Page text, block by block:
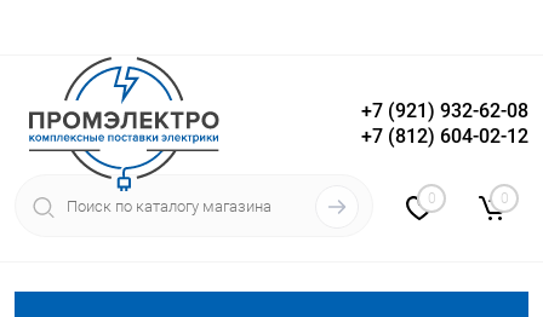
Вход Регистрация
+7 (921) 932-62-08
+7 (812) 604-02-12
0 0